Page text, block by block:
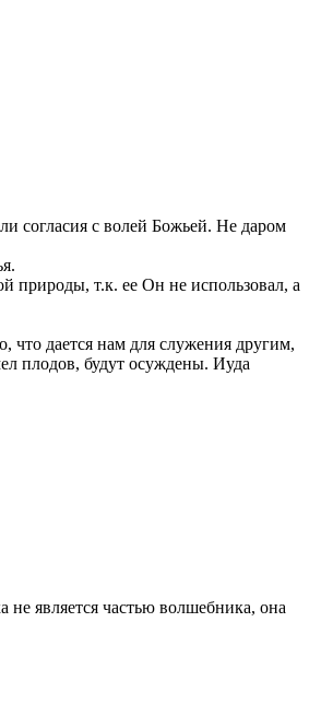
согласия с волей Божьей. Не даром
природы, т.к. ее Он не использовал, а
дается нам для служения другим,
плодов, будут осуждены. Иуда
является частью волшебника, она